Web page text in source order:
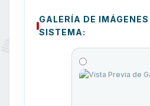
GALERÍA DE IMÁGENES
SISTEMA: